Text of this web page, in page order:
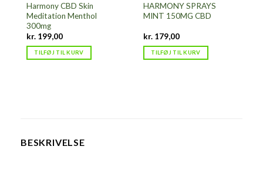
Harmony CBD Skin
Meditation Menthol
300mg
kr.199,00
TILFØJ TIL KURV
HARMONY SPRAYS
MINT 150MG CBD
kr.179,00
TILFØJ TIL KURV
BESKRIVELSE